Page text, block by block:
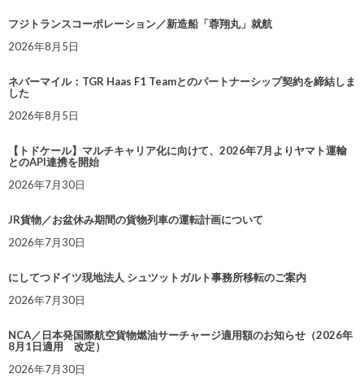
フジトランスコーポレーション／新造船「蓉翔丸」就航
2026年8月5日
ネバーマイル：TGR Haas F1 Teamとのパートナーシップ契約を締結しま
した
2026年8月5日
【トドケール】マルチキャリア化に向けて、2026年7月よりヤマト運輸
とのAPI連携を開始
2026年7月30日
JR貨物／お盆休み期間の貨物列車の運転計画について
2026年7月30日
にしてつドイツ現地法人 シュツットガルト事務所移転のご案内
2026年7月30日
NCA／日本発国際航空貨物燃油サーチャージ適用額のお知らせ（2026年
8月1日適用 改定）
2026年7月30日